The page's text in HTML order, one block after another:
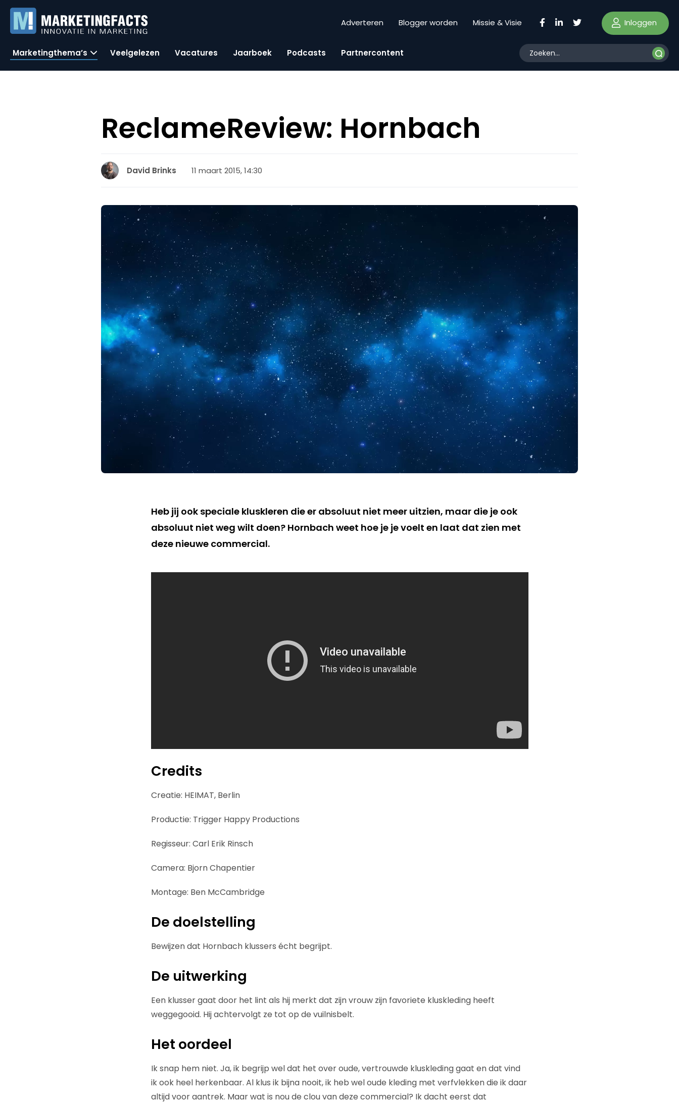
Adverteren Blogger worden Missie & Visie Inloggen
Marketingthema’s Veelgelezen Vacatures Jaarboek Podcasts Partnercontent
ReclameReview: Hornbach
David Brinks 11 maart 2015, 14:30
Heb jij ook speciale kluskleren die er absoluut niet meer uitzien, maar die je ook
absoluut niet weg wilt doen? Hornbach weet hoe je je voelt en laat dat zien met
deze nieuwe commercial.
Credits
Creatie: HEIMAT, Berlin
Productie: Trigger Happy Productions
Regisseur: Carl Erik Rinsch
Camera: Bjorn Chapentier
Montage: Ben McCambridge
De doelstelling
Bewijzen dat Hornbach klussers écht begrijpt.
De uitwerking
Een klusser gaat door het lint als hij merkt dat zijn vrouw zijn favoriete kluskleding heeft
weggegooid. Hij achtervolgt ze tot op de vuilnisbelt.
Het oordeel
Ik snap hem niet. Ja, ik begrijp wel dat het over oude, vertrouwde kluskleding gaat en dat vind
ik ook heel herkenbaar. Al klus ik bijna nooit, ik heb wel oude kleding met verfvlekken die ik daar
altijd voor aantrek. Maar wat is nou de clou van deze commercial? Ik dacht eerst dat